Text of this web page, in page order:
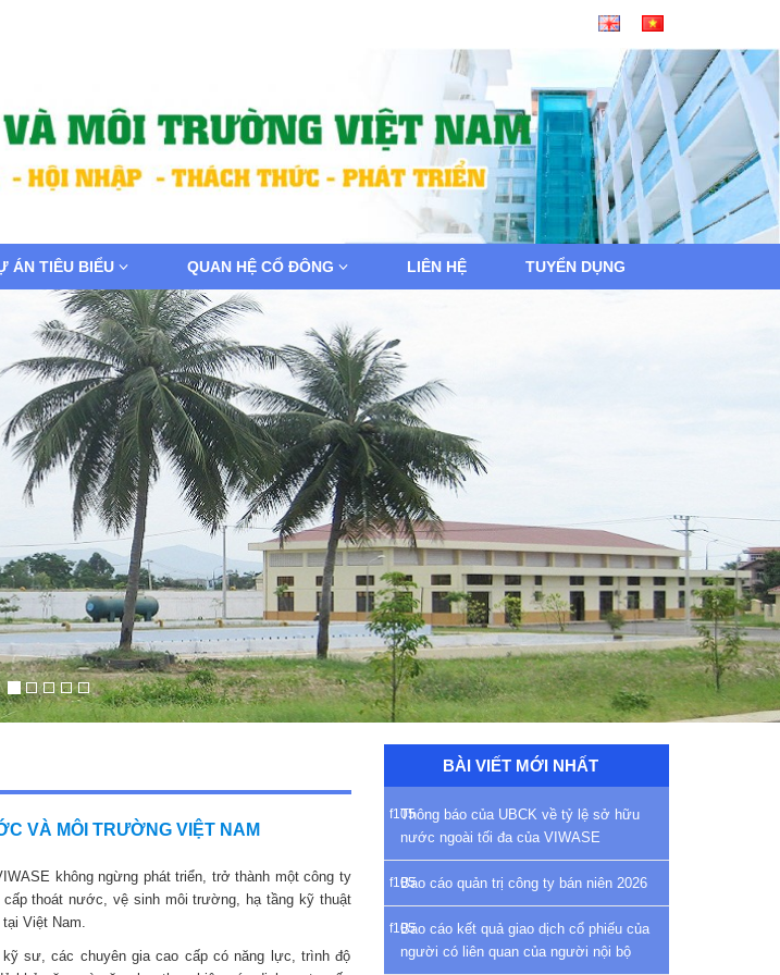
ÁN TIÊU BIỂU QUAN HỆ CỔ ĐÔNG LIÊN HỆ TUYỂN DỤNG
VÀ MÔI TRƯỜNG VIỆT NAM
không ngừng phát triển, trở thành một công ty
thoát nước, vệ sinh môi trường, hạ tầng kỹ thuật
Việt Nam.
sư, các chuyên gia cao cấp có năng lực, trình độ
BÀI VIẾT MỚI NHẤT
Thông báo của UBCK về tỷ lệ sở hữu
nước ngoài tối đa của VIWASE
Báo cáo quản trị công ty bán niên 2026
Báo cáo kết quả giao dịch cổ phiếu của
người có liên quan của người nội bộ